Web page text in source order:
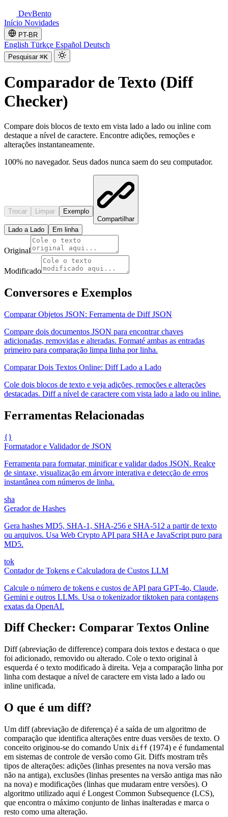
DevBento
Início Novidades
PT-BR
English Türkçe Español Deutsch
Pesquisar ⌘K
Comparador de Texto (Diff
Checker)
Compare dois blocos de texto em vista lado a lado ou inline com
destaque a nível de caractere. Encontre adições, remoções e
alterações instantaneamente.
100% no navegador. Seus dados nunca saem do seu computador.
Trocar Limpar
Exemplo
Compartilhar
Lado a Lado
Em linha
Original
Modificado
Conversores e Exemplos
Comparar Objetos JSON: Ferramenta de Diff JSON
Compare dois documentos JSON para encontrar chaves
adicionadas, removidas e alteradas. Formaté ambas as entradas
primeiro para comparação limpa linha por linha.
Comparar Dois Textos Online: Diff Lado a Lado
Cole dois blocos de texto e veja adições, remoções e alterações
destacadas. Diff a nível de caractere com vista lado a lado ou inline.
Ferramentas Relacionadas
{}
Formatador e Validador de JSON
Ferramenta para formatar, minificar e validar dados JSON. Realce
de sintaxe, visualização em árvore interativa e detecção de erros
instantânea com números de linha.
sha
Gerador de Hashes
Gera hashes MD5, SHA-1, SHA-256 e SHA-512 a partir de texto
ou arquivos. Usa Web Crypto API para SHA e JavaScript puro para
MD5.
tok
Contador de Tokens e Calculadora de Custos LLM
Calcule o número de tokens e custos de API para GPT-4o, Claude,
Gemini e outros LLMs. Usa o tokenizador tiktoken para contagens
exatas da OpenAI.
Diff Checker: Comparar Textos Online
Diff (abreviação de difference) compara dois textos e destaca o que
foi adicionado, removido ou alterado. Cole o texto original à
esquerda é o texto modificado à direita. Veja a comparação linha por
linha com destaque a nível de caractere em vista lado a lado ou
inline unificada.
O que é um diff?
Um diff (abreviação de diferença) é a saída de um algoritmo de
comparação que identifica alterações entre duas versões de texto. O
conceito originou-se do comando Unix diff (1974) e é fundamental
em sistemas de controle de versão como Git. Diffs mostram três
tipos de alterações: adições (linhas presentes na nova versão mas
não na antiga), exclusões (linhas presentes na versão antiga mas não
na nova) e modificações (linhas que mudaram entre versões). O
algoritmo utilizado aqui é Longest Common Subsequence (LCS),
que encontra o máximo conjunto de linhas inalteradas e marca o
resto como uma alteração.